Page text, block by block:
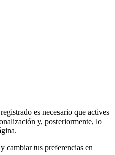
es necesario que actives
y, posteriormente, lo
cambiar tus preferencias en